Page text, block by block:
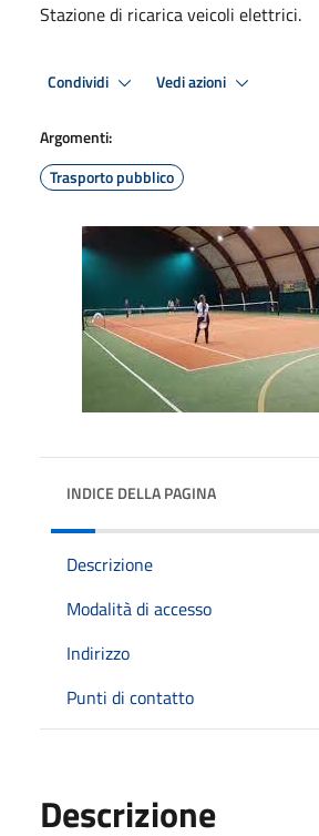
Stazione di ricarica veicoli elettrici.
Condividi Vedi azioni
Argomenti:
Trasporto pubblico
INDICE DELLA PAGINA
Descrizione
Modalità di accesso
Indirizzo
Punti di contatto
Descrizione